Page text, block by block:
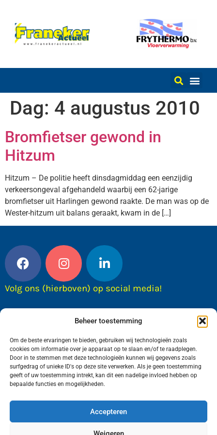
Beheer toestemming
Om de beste ervaringen te bieden, gebruiken wij technologieën zoals
cookies om informatie over je apparaat op te slaan en/of te raadplegen.
Door in te stemmen met deze technologieën kunnen wij gegevens zoals
surfgedrag of unieke ID's op deze site verwerken. Als je geen toestemming
geeft of uw toestemming intrekt, kan dit een nadelige invloed hebben op
bepaalde functies en mogelijkheden.
Accepteren
Dag: 4 augustus 2010
Bromfietser gewond in
Hitzum
Hitzum – De politie heeft dinsdagmiddag een eenzijdig
verkeersongeval afgehandeld waarbij een 62-jarige
bromfietser uit Harlingen gewond raakte. De man was op de
Wester-hitzum uit balans geraakt, kwam in de […]
Volg ons (hierboven) op social media!
Wij van FranekerActueel.nl verzorgen het nieuws
in de Gemeente Waadhoeke. Met als hoofdplaats